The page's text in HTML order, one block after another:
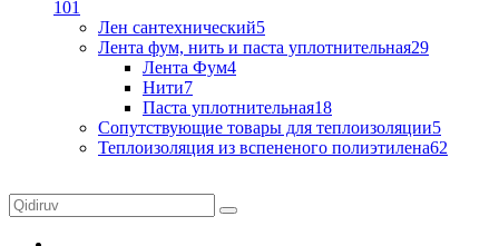
101
Лен сантехнический5
Лента фум, нить и паста уплотнительная29
Лента Фум4
Нити7
Паста уплотнительная18
Сопутствующие товары для теплоизоляции5
Теплоизоляция из вспененого полиэтилена62